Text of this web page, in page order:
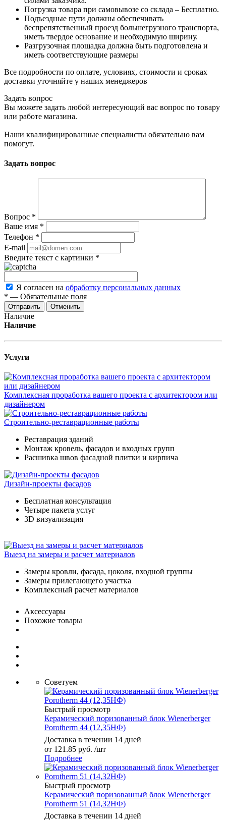
Погрузка товара при самовывозе со склада – Бесплатно.
Подъездные пути должны обеспечивать
беспрепятственный проезд большегрузного транспорта,
иметь твердое основание и необходимую ширину.
Разгрузочная площадка должна быть подготовлена и
иметь соответствующие размеры
Все подробности по оплате, условиях, стоимости и сроках
доставки уточняйте у наших менеджеров
Задать вопрос
Вы можете задать любой интересующий вас вопрос по товару
или работе магазина.
Наши квалифицированные специалисты обязательно вам
помогут.
Задать вопрос
Вопрос *
Ваше имя *
Телефон *
E-mail
Введите текст с картинки *
Я согласен на обработку персональных данных
* — Обязательные поля
Отменить
Наличие
Наличие
Услуги
Комплексная проработка вашего проекта с архитектором или
дизайнером
Строительно-реставрационные работы
Реставрация зданий
Монтаж кровель, фасадов и входных групп
Расшивка швов фасадной плитки и кирпича
Дизайн-проекты фасадов
Бесплатная консультация
Четыре пакета услуг
3D визуализация
Выезд на замеры и расчет материалов
Замеры кровли, фасада, цоколя, входной группы
Замеры прилегающего участка
Комплексный расчет материалов
Аксессуары
Похожие товары
Советуем
Быстрый просмотр
Керамический поризованный блок Wienerberger
Porotherm 44 (12,35НФ)
Доставка в течении 14 дней
от 121.85 руб. /шт
Подробнее
Быстрый просмотр
Керамический поризованный блок Wienerberger
Porotherm 51 (14,32НФ)
Доставка в течении 14 дней